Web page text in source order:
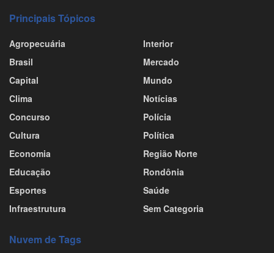
Principais Tópicos
Agropecuária
Brasil
Capital
Clima
Concurso
Cultura
Economia
Educação
Esportes
Infraestrutura
Interior
Mercado
Mundo
Notícias
Polícia
Política
Região Norte
Rondônia
Saúde
Sem Categoria
Nuvem de Tags